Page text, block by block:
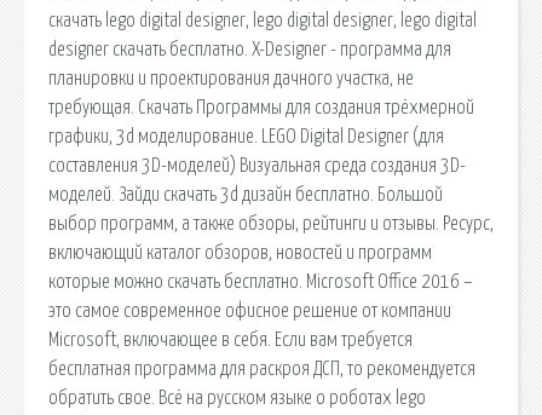
скачать lego digital designer, lego digital designer, lego digital
designer скачать бесплатно. X-Designer - программа для
планировки и проектирования дачного участка, не
требующая. Скачать Программы для создания трёхмерной
графики, 3d моделирование. LEGO Digital Designer (для
составления 3D-моделей) Визуальная среда создания 3D-
моделей. Зайди скачать 3d дизайн бесплатно. Большой
выбор программ, а также обзоры, рейтинги и отзывы. Ресурс,
включающий каталог обзоров, новостей и программ
которые можно скачать бесплатно. Microsoft Office 2016 –
это самое современное офисное решение от компании
Microsoft, включающее в себя. Если вам требуется
бесплатная программа для раскроя ДСП, то рекомендуется
обратить свое. Всё на русском языке о роботах lego